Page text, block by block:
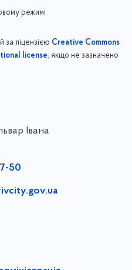
режимі
за ліцензією Creative Commons
license, якщо не зазначено
Івана
50